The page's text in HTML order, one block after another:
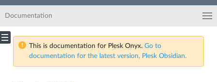
Documentation
This is documentation for Plesk Onyx. Go to
documentation for the latest version, Plesk Obsidian.